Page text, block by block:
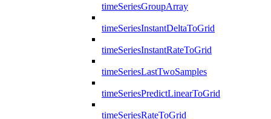
timeSeriesGroupArray
timeSeriesInstantDeltaToGrid
timeSeriesInstantRateToGrid
timeSeriesLastTwoSamples
timeSeriesPredictLinearToGrid
timeSeriesRateToGrid